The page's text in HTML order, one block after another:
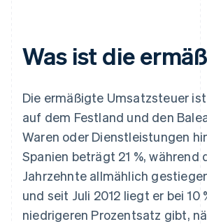
Was ist die
Die ermäßigte Umsatzsteuer
auf dem Festland und den
Waren oder Dienstleistungen
Spanien beträgt 21 %,
Jahrzehnte allmählich
und seit Juli 2012 liegt er bei
niedrigeren Prozentsatz gibt,